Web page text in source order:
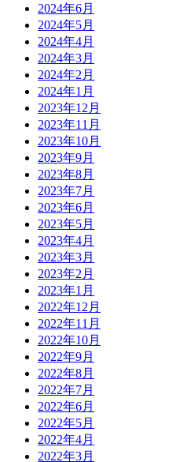
2024年6月
2024年5月
2024年4月
2024年3月
2024年2月
2024年1月
2023年12月
2023年11月
2023年10月
2023年9月
2023年8月
2023年7月
2023年6月
2023年5月
2023年4月
2023年3月
2023年2月
2023年1月
2022年12月
2022年11月
2022年10月
2022年9月
2022年8月
2022年7月
2022年6月
2022年5月
2022年4月
2022年3月